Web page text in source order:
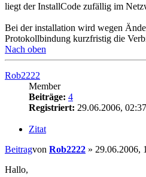
liegt der InstallCode zufällig im
Bei der installation wird wegen
Protokollbindung kurzfristig die
Nach oben
Rob2222
Member
Beiträge: 4
Registriert: 29.06.2006, 02:37
Zitat
Beitragvon Rob2222 » 29.06.2006,
Hallo,